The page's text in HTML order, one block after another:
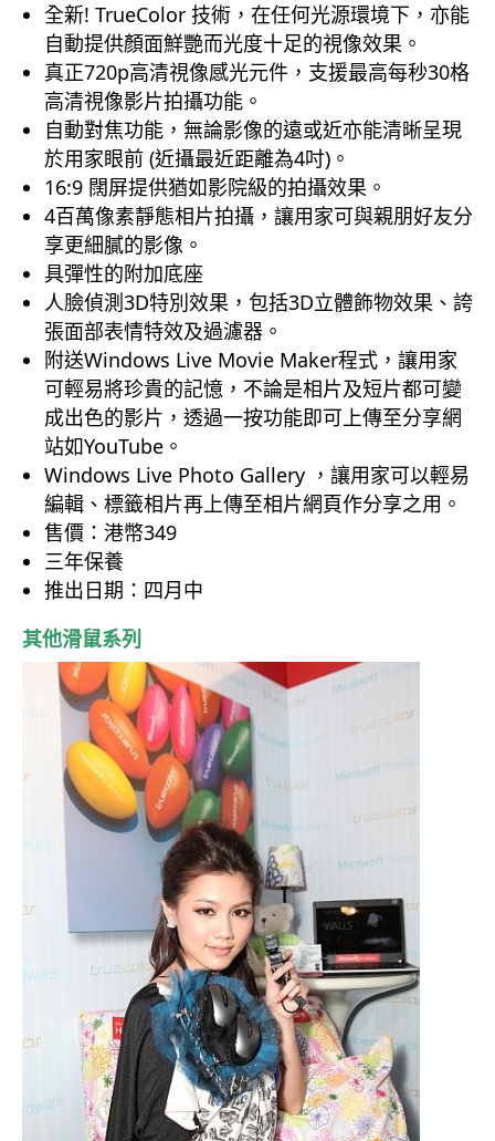
全新! TrueColor 技術，在任何光源環境下，亦能
自動提供顏面鮮艷而光度十足的視像效果。
真正720p高清視像感光元件，支援最高每秒30格
高清視像影片拍攝功能。
自動對焦功能，無論影像的遠或近亦能清晰呈現
於用家眼前 (近攝最近距離為4吋)。
16:9 闊屏提供猶如影院級的拍攝效果。
4百萬像素靜態相片拍攝，讓用家可與親朋好友分
享更細膩的影像。
具彈性的附加底座
人臉偵測3D特別效果，包括3D立體飾物效果、誇
張面部表情特效及過濾器。
附送Windows Live Movie Maker程式，讓用家
可輕易將珍貴的記憶，不論是相片及短片都可變
成出色的影片，透過一按功能即可上傳至分享網
站如YouTube。
Windows Live Photo Gallery ，讓用家可以輕易
編輯、標籤相片再上傳至相片網頁作分享之用。
售價：港幣349
三年保養
推出日期：四月中
其他滑鼠系列